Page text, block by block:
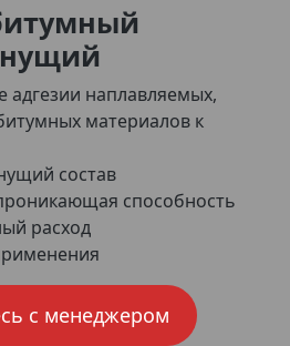
наплавляемых,
материалов к
состав
способность
расход
с менеджером